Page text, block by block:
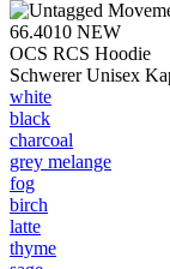
66.4010 NEW
OCS RCS Hoodie
Schwerer Unisex
white
black
charcoal
grey melange
fog
birch
latte
thyme